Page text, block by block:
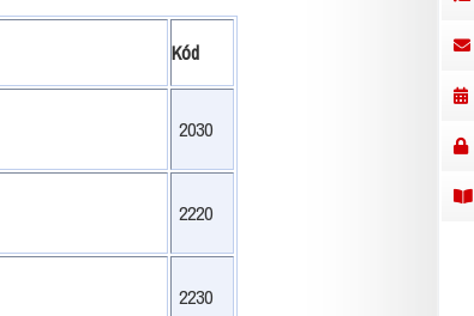
Kód
2030
2220
2230